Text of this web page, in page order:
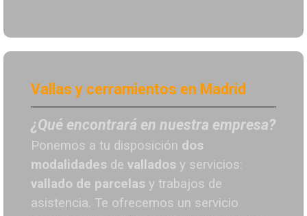
Vallas y cerramientos en Madrid
¿Qué encontrará en nuestra empresa?
Ponemos a tu disposición dos
modalidades de vallados y servicios:
vallado de parcelas y trabajos de
asistencia. Te ofrecemos un servicio